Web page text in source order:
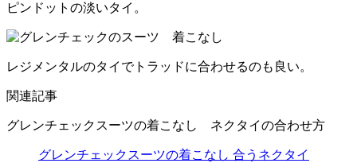
ピンドットの淡いタイ。
レジメンタルのタイでトラッドに合わせるのも良い。
関連記事
グレンチェックスーツの着こなし ネクタイの合わせ方
グレンチェックスーツの着こなし 合うネクタイ